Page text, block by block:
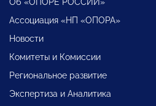
Ассоциация «НП «ОПОРА»
Новости
Комитеты и Комиссии
Региональное развитие
Экспертиза и Аналитика